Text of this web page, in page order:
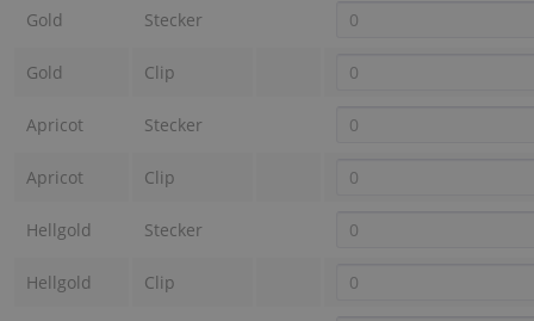
Gold Stecker
Gold Clip
Apricot Stecker
Apricot Clip
Hellgold Stecker
Hellgold Clip